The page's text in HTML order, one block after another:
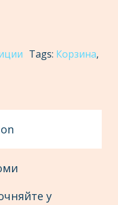
Tags: Корзина,
у